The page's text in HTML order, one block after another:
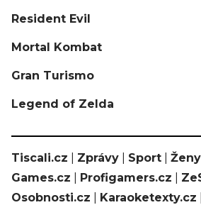
Resident Evil
Mortal Kombat
Gran Turismo
Legend of Zelda
Tiscali.cz Zprávy Sport Ženy
Games.cz
Profigamers.cz
Osobnosti.cz
Karaoketexty.cz